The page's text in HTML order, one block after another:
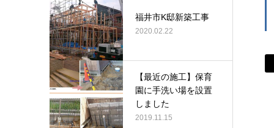
福井市K邸新築工事
2020.02.22
【最近の施工】保育
園に手洗い場を設置
しました
2019.11.15